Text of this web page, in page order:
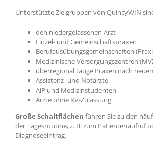
Unterstützte Zielgruppen von QuincyWIN
den niedergelassenen Arzt
Einzel- und Gemeinschaftspraxen
Berufausübungsgemeinschaften
Medizinische Versorgungszentren
überregional tätige Praxen nach
Assistenz- und Notärzte
AiP und Medizinstudenten
Ärzte ohne KV-Zulassung
Große Schaltflächen führen Sie zu den
der Tagesroutine, z. B. zum Patientenaufruf
Diagnoseeintrag.